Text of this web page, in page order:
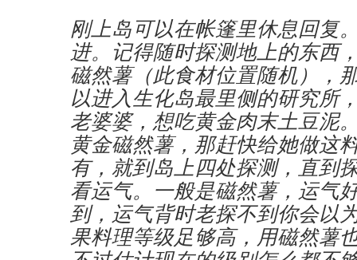
刚上岛可以在帐篷里休息回复
进。记得随时探测地上的东西
磁然薯（此食材位置随机），
以进入生化岛最里侧的研究所
老婆婆，想吃黄金肉末土豆泥
黄金磁然薯，那赶快给她做这
有，就到岛上四处探测，直到
看运气。一般是磁然薯，运气
到，运气背时老探不到你会以
果料理等级足够高，用磁然薯